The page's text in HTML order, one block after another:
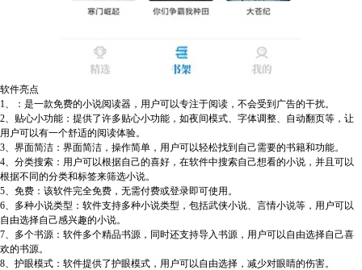
软件亮点
1、： 是一款免费的小说阅读器，用户可以专注于阅读，不会受到广告的干扰。
2、贴心小功能： 提供了许多贴心小功能，如夜间模式、字体调整、自动翻页等，让
用户可以有一个舒适的阅读体验。
3、界面简洁： 界面简洁，操作简单，用户可以轻松找到自己需要的书籍和功能。
4、分类搜索： 用户可以根据自己的喜好，在软件中搜索自己想看的小说，并且可以
根据不同的分类和标签来筛选小说。
5、免费： 该软件完全免费，无需付费或登录即可使用。
6、多种小说类型： 软件支持多种小说类型，包括武侠小说、言情小说等，用户可以
自由选择自己感兴趣的小说。
7、多个书源： 软件多个精品书源，同时还支持导入书源，用户可以自由选择自己喜
欢的书源。
8、护眼模式： 软件提供了护眼模式，用户可以自由选择，减少对眼睛的伤害。